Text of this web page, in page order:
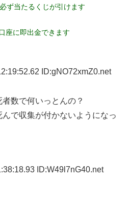
ず当たるくじが引けます
座に即出金できます
ID:gNO72xmZ0.net
数で何いっとんの？
で収集が付かないようになっ
ID:W49l7nG40.net